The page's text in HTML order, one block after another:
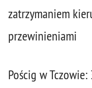
zatrzymaniem
przewinieniami
Pościg w